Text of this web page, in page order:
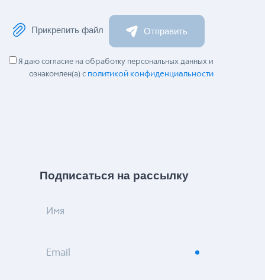
Прикрепить файл Отправить
Я даю согласие на обработку персональных данных и
ознакомлен(а) с политикой конфиденциальности
Подписаться на рассылку
Имя
Email